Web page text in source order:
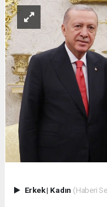
Erkek| Kadın (Haberi